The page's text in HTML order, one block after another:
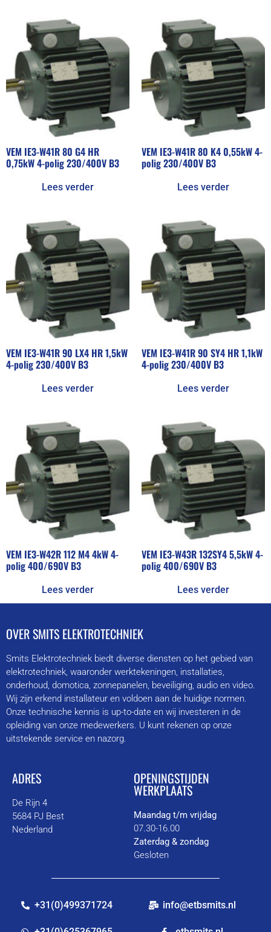
VEM IE3-W41R 80 G4 HR
0,75kW 4-polig 230/400V B3
Lees verder
VEM IE3-W41R 80 K4 0,55kW 4-
polig 230/400V B3
Lees verder
VEM IE3-W41R 90 LX4 HR 1,5kW
4-polig 230/400V B3
Lees verder
VEM IE3-W41R 90 SY4 HR 1,1kW
4-polig 230/400V B3
Lees verder
VEM IE3-W42R 112 M4 4kW 4-
polig 400/690V B3
Lees verder
VEM IE3-W43R 132SY4 5,5kW 4-
polig 400/690V B3
Lees verder
OVER SMITS ELEKTROTECHNIEK
Smits Elektrotechniek biedt diverse diensten op het gebied van
elektrotechniek, waaronder werktekeningen, installaties,
onderhoud, domotica, zonnepanelen, beveiliging, audio en video.
Wij zijn erkend installateur en voldoen aan de huidige normen.
Onze technische kennis is up-to-date en wij investeren in de
opleiding van onze medewerkers. U kunt rekenen op onze
uitstekende service en nazorg.
ADRES
De Rijn 4
5684 PJ Best
Nederland
OPENINGSTIJDEN
WERKPLAATS
Maandag t/m vrijdag
07.30-16.00
Zaterdag & zondag
Gesloten
+31(0)499371724 info@etbsmits.nl